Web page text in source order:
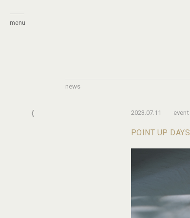
menu
news
⟨ 2023.07.11 event
POINT UP DAYS